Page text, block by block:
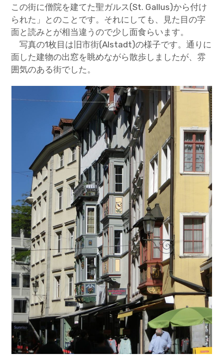
この街に僧院を建てた聖ガルス(St. Gallus)から付け
られた」とのことです。それにしても、見た目の字
面と読みとが相当違うので少し面食らいます。
写真の1枚目は旧市街(Alstadt)の様子です。通りに
面した建物の出窓を眺めながら散歩しましたが、雰
囲気のある街でした。